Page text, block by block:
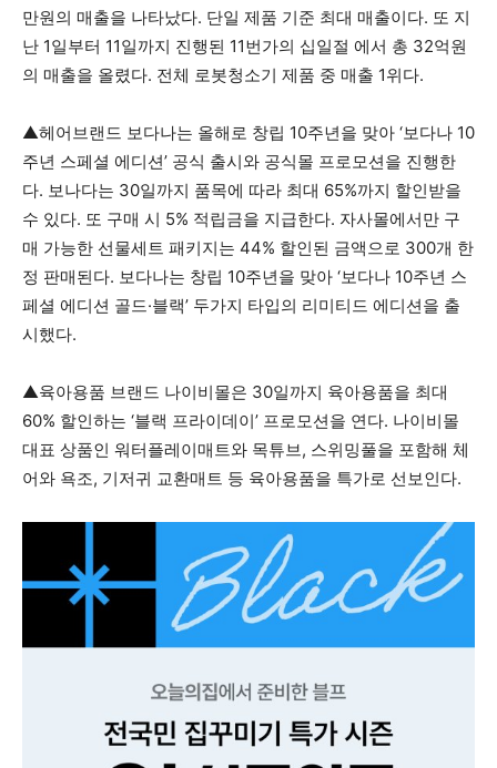
만원의 매출을 나타났다. 단일 제품 기준 최대 매출이다. 또 지
난 1일부터 11일까지 진행된 11번가의 십일절 에서 총 32억원
의 매출을 올렸다. 전체 로봇청소기 제품 중 매출 1위다.
▲헤어브랜드 보다나는 올해로 창립 10주년을 맞아 ‘보다나 10
주년 스페셜 에디션’ 공식 출시와 공식몰 프로모션을 진행한
다. 보나다는 30일까지 품목에 따라 최대 65%까지 할인받을
수 있다. 또 구매 시 5% 적립금을 지급한다. 자사몰에서만 구
매 가능한 선물세트 패키지는 44% 할인된 금액으로 300개 한
정 판매된다. 보다나는 창립 10주년을 맞아 ‘보다나 10주년 스
페셜 에디션 골드·블랙’ 두가지 타입의 리미티드 에디션을 출
시했다.
▲육아용품 브랜드 나이비몰은 30일까지 육아용품을 최대
60% 할인하는 ‘블랙 프라이데이’ 프로모션을 연다. 나이비몰
대표 상품인 워터플레이매트와 목튜브, 스위밍풀을 포함해 체
어와 욕조, 기저귀 교환매트 등 육아용품을 특가로 선보인다.